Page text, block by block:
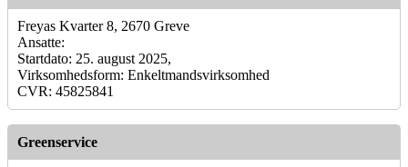
Freyas Kvarter 8, 2670 Greve
Ansatte:
Startdato: 25. august 2025,
Virksomhedsform: Enkeltmandsvirksomhed
CVR: 45825841
Greenservice